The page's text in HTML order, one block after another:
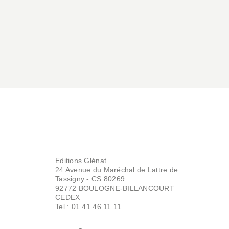
Editions Glénat
24 Avenue du Maréchal de Lattre de
Tassigny - CS 80269
92772 BOULOGNE-BILLANCOURT
CEDEX
Tel : 01.41.46.11.11